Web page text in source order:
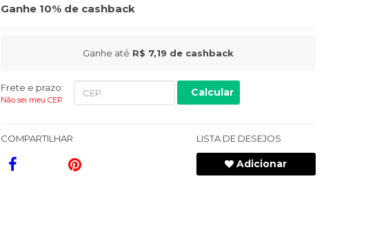
Ganhe 10% de cashback
Ganhe até R$ 7,19 de cashback
Frete e prazo:
Não sei meu CEP
Calcular
COMPARTILHAR LISTA DE DESEJOS
Adicionar